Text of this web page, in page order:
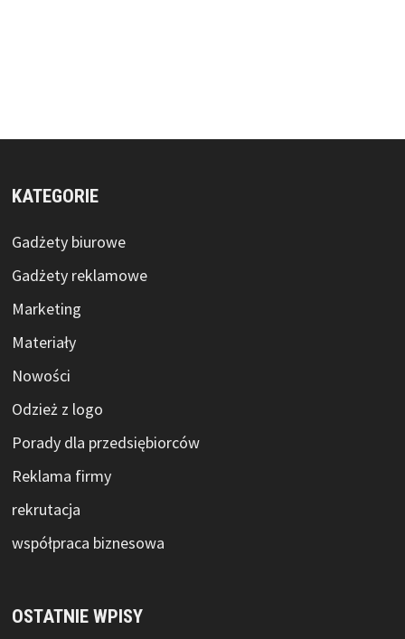
KATEGORIE
Gadżety biurowe
Gadżety reklamowe
Marketing
Materiały
Nowości
Odzież z logo
Porady dla przedsiębiorców
Reklama firmy
rekrutacja
współpraca biznesowa
OSTATNIE WPISY